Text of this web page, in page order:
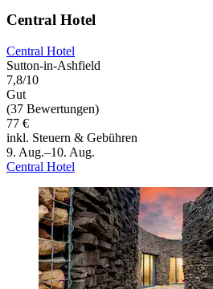
Central Hotel
Central Hotel
Sutton-in-Ashfield
7,8/10
Gut
(37 Bewertungen)
77 €
inkl. Steuern & Gebühren
9. Aug.–10. Aug.
Central Hotel